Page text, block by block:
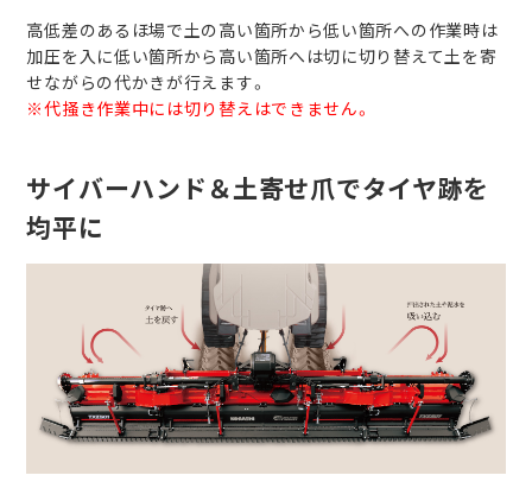
高低差のあるほ場で土の高い箇所から低い箇所への作業時は
加圧を入に低い箇所から高い箇所へは切に切り替えて土を寄
せながらの代かきが行えます。
※代掻き作業中には切り替えはできません。
サイバーハンド＆土寄せ爪でタイヤ跡を
均平に